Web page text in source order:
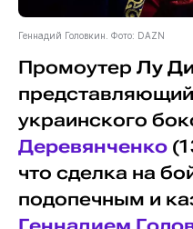
Геннадий Головкин. Фото: DAZN
Промоутер Лу
украинского
Деревянченко
что сделка на
подопечным и